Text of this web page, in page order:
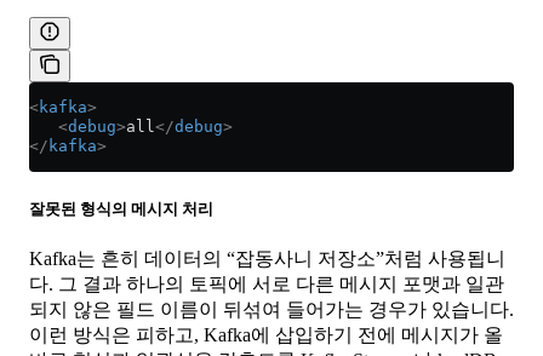
<kafka>
   <
debug>all</debug>
</ kafka>
잘못된 형식의 메시지 처리
Kafka는 흔히 데이터의 “잡동사니 저장소”처럼 사용됩니
다. 그 결과 하나의 토픽에 서로 다른 메시지 포맷과 일관
되지 않은 필드 이름이 뒤섞여 들어가는 경우가 있습니다.
이런 방식은 피하고, Kafka에 삽입하기 전에 메시지가 올